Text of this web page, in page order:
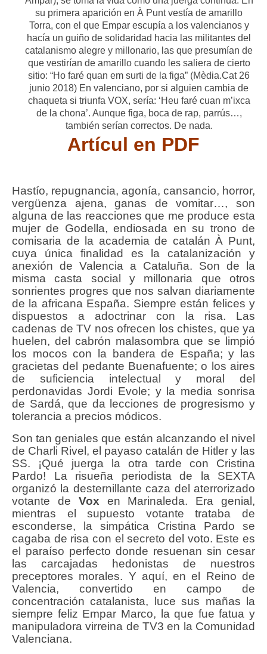
su primera aparición en À Punt vestía de amarillo
Torra, con el que Empar escupía a los valencianos y
hacía un guiño de solidaridad hacia las militantes del
catalanismo alegre y millonario, las que presumían de
que vestirían de amarillo cuando les saliera de cierto
sitio: “Ho faré quan em surti de la figa” (Mèdia.Cat 26
junio 2018) En valenciano, por si alguien cambia de
chaqueta si triunfa VOX, sería: ‘Heu faré cuan m’ixca
de la chona’. Aunque figa, boca de rap, parrús…,
también serían correctos. De nada.
Artícul en PDF
Hastío, repugnancia, agonía, cansancio, horror,
vergüenza ajena, ganas de vomitar…, son
alguna de las reacciones que me produce esta
mujer de Godella, endiosada en su trono de
comisaria de la academia de catalán À Punt,
cuya única finalidad es la catalanización y
anexión de Valencia a Cataluña. Son de la
misma casta social y millonaria que otros
sonrientes progres que nos salvan diariamente
de la africana España. Siempre están felices y
dispuestos a adoctrinar con la risa. Las
cadenas de TV nos ofrecen los chistes, que ya
huelen, del cabrón malasombra que se limpió
los mocos con la bandera de España; y las
gracietas del pedante Buenafuente; o los aires
de suficiencia intelectual y moral del
perdonavidas Jordi Evole; y la media sonrisa
de Sardá, que da lecciones de progresismo y
tolerancia a precios módicos.
Son tan geniales que están alcanzando el nivel
de Charli Rivel, el payaso catalán de Hitler y las
SS. ¡Qué juerga la otra tarde con Cristina
Pardo! La risueña periodista de la SEXTA
organizó la desternillante caza del aterrorizado
votante de Vox en Marinaleda. Era genial,
mientras el supuesto votante trataba de
esconderse, la simpática Cristina Pardo se
cagaba de risa con el secreto del voto. Este es
el paraíso perfecto donde resuenan sin cesar
las carcajadas hedonistas de nuestros
preceptores morales. Y aquí, en el Reino de
Valencia, convertido en campo de
concentración catalanista, luce sus mañas la
siempre feliz Empar Marco, la que fue fatua y
manipuladora virreina de TV3 en la Comunidad
Valenciana.